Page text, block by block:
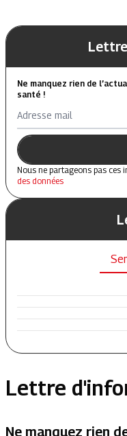
Ne manquez rien de
santé !
Adresse mail
Nous ne partageons pas ces
des données
Lettre
Ne manquez rien